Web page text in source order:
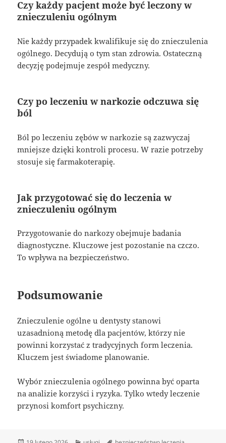
Czy każdy pacjent może być leczony w
znieczuleniu ogólnym
Nie każdy przypadek kwalifikuje się do znieczulenia
ogólnego. Decydują o tym stan zdrowia. Ostateczną
decyzję podejmuje zespół medyczny.
Czy po leczeniu w narkozie odczuwa się
ból
Ból po leczeniu zębów w narkozie są zazwyczaj
mniejsze dzięki kontroli procesu. W razie potrzeby
stosuje się farmakoterapię.
Jak przygotować się do leczenia w
znieczuleniu ogólnym
Przygotowanie do narkozy obejmuje badania
diagnostyczne. Kluczowe jest pozostanie na czczo.
To wpływa na bezpieczeństwo.
Podsumowanie
Znieczulenie ogólne u dentysty stanowi
uzasadnioną metodę dla pacjentów, którzy nie
powinni korzystać z tradycyjnych form leczenia.
Kluczem jest świadome planowanie.
Wybór znieczulenia ogólnego powinna być oparta
na analizie korzyści i ryzyka. Tylko wtedy leczenie
przynosi komfort psychiczny.